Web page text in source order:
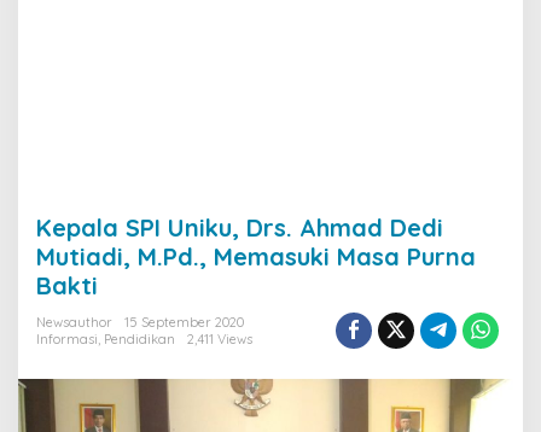
Kepala SPI Uniku, Drs. Ahmad Dedi
Mutiadi, M.Pd., Memasuki Masa Purna
Bakti
Newsauthor
15 September 2020
Informasi, Pendidikan 2,411 Views